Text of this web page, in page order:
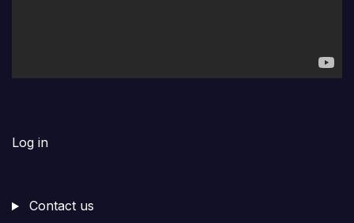
Log in
Contact us